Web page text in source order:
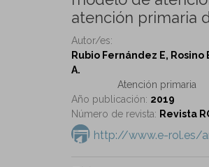
atención primaria
Autor/es:
Rubio Fernández E,
A.
Atención primaria
Año publicación: 2019
Número de revista: Revista
http://www.e-rol.es/